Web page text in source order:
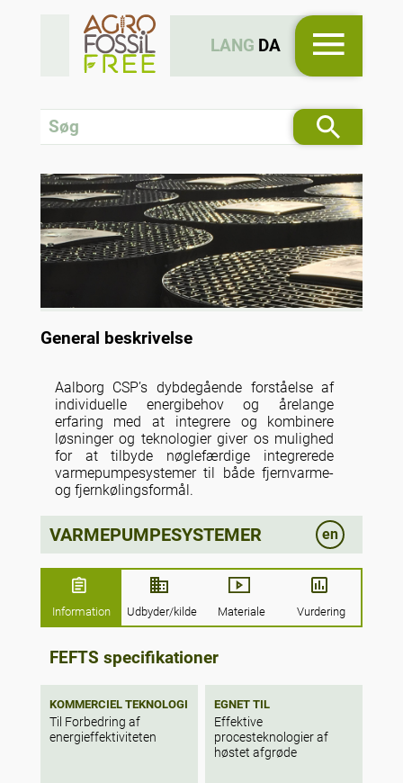
LANG DA
General beskrivelse
Aalborg CSP’s dybdegående forståelse af
individuelle energibehov og årelange
erfaring med at integrere og kombinere
løsninger og teknologier giver os mulighed
for at tilbyde nøglefærdige integrerede
varmepumpesystemer til både fjernvarme-
og fjernkølingsformål.
VARMEPUMPESYSTEMER en
Information Udbyder/kilde Materiale Vurdering
FEFTS specifikationer
KOMMERCIEL TEKNOLOGI
Til Forbedring af
energieffektiviteten
EGNET TIL
Effektive
procesteknologier af
høstet afgrøde